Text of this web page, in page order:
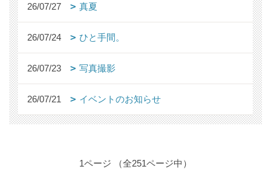
26/07/27 真夏
26/07/24 ひと手間。
26/07/23 写真撮影
26/07/21 イベントのお知らせ
1ページ （全251ページ中）